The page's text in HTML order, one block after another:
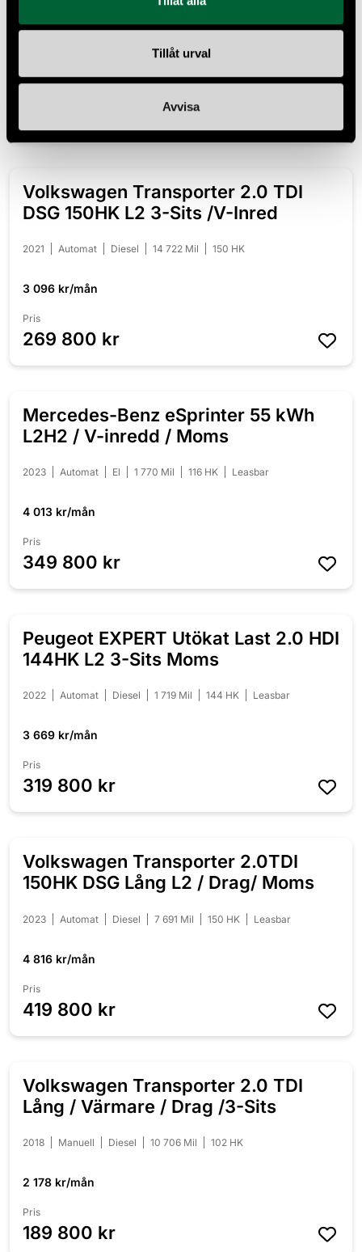
Tillåt urval
Avvisa
2023 Automat El 1 141 Mil 116 HK Leasbar
Volkswagen Transporter 2.0 TDI
DSG 150HK L2 3-Sits /V-Inred
2021 Automat Diesel 14 722 Mil 150 HK
3 096 kr/mån
Pris
269 800 kr
Mercedes-Benz eSprinter 55 kWh
L2H2 / V-inredd / Moms
2023 Automat El 1 770 Mil 116 HK Leasbar
4 013 kr/mån
Pris
349 800 kr
Peugeot EXPERT Utökat Last 2.0 HDI
144HK L2 3-Sits Moms
2022 Automat Diesel 1 719 Mil 144 HK Leasbar
3 669 kr/mån
Pris
319 800 kr
Volkswagen Transporter 2.0TDI
150HK DSG Lång L2 / Drag/ Moms
2023 Automat Diesel 7 691 Mil 150 HK Leasbar
4 816 kr/mån
Pris
419 800 kr
Volkswagen Transporter 2.0 TDI
Lång / Värmare / Drag /3-Sits
2018 Manuell Diesel 10 706 Mil 102 HK
2 178 kr/mån
Pris
189 800 kr